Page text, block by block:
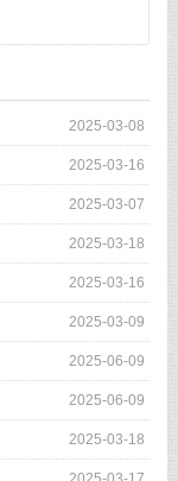
2025-03-08
2025-03-16
2025-03-07
2025-03-18
2025-03-16
2025-03-09
2025-06-09
2025-06-09
2025-03-18